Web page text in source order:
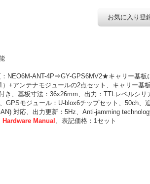
お気に入り登
NEO6M-ANT-4P⇒GY-GPS6MV2★キャリー基板
）+アンテナモジュールの2点セット、キャリー基
き、基板寸法：36x26mm、出力：TTLレベルシ
GPSモジュール：U-blox6チップセット、50ch、
対応、出力更新：5Hz、Anti-jamming
Hardware Manual 、表記価格：1セット